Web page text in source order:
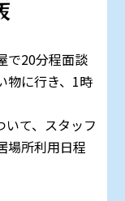
で20分程面談
物に行き、1時
いて、スタッフ
場所利用日程